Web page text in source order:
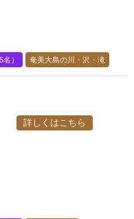
） 奄美大島の川・沢・滝
詳しくはこちら